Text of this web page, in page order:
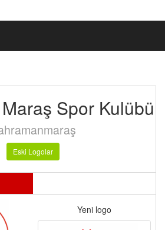
Spor Kulübü
Eski Logolar
Yeni logo